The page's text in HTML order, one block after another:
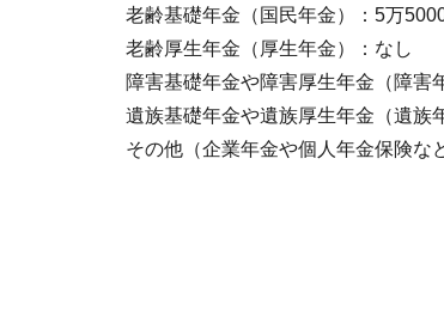
老齢基礎年金（国民年金）：5万
老齢厚生年金（厚生年金）：なし
障害基礎年金や障害厚生年金（障害
遺族基礎年金や遺族厚生年金（遺族
その他（企業年金や個人年金保険な